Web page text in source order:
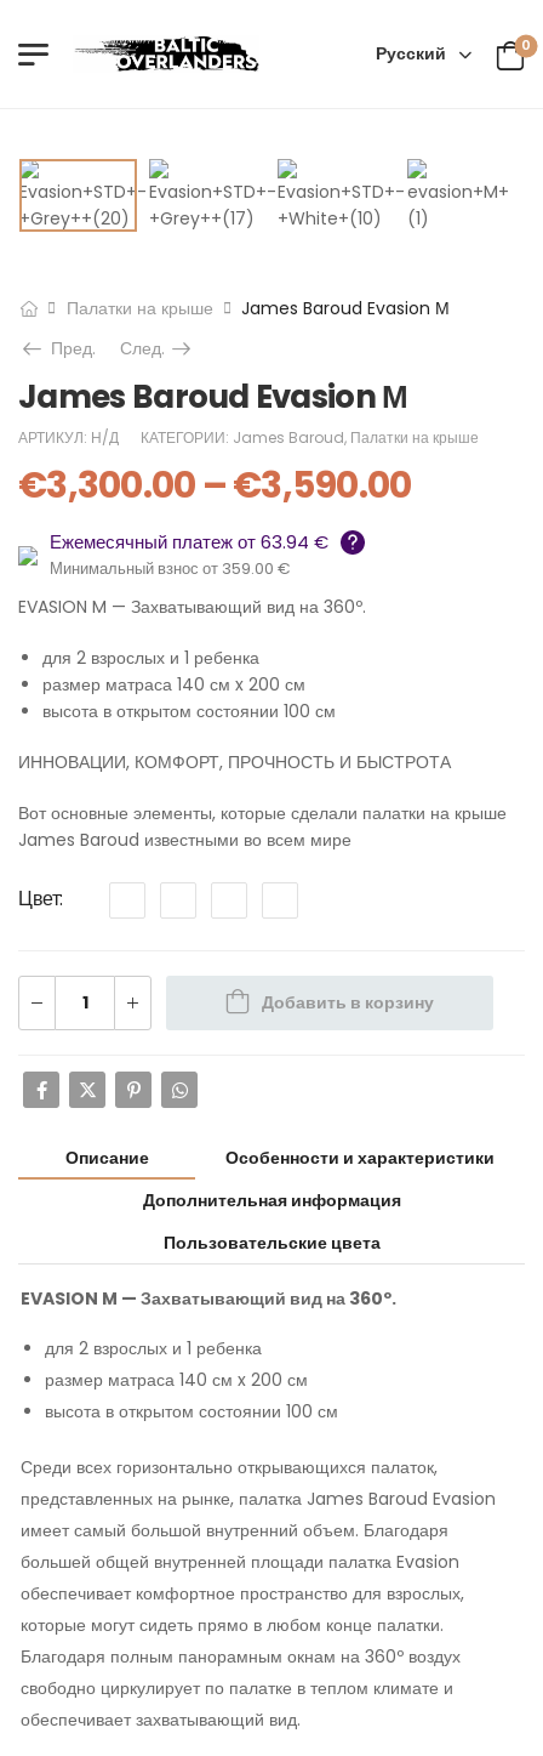
Русский 0
Палатки на крыше
James Baroud Evasion М
Пред.
След.
James Baroud Evasion М
АРТИКУЛ: Н/Д КАТЕГОРИИ: James Baroud, Палатки на крыше
€3,300.00–€3,590.00
Ежемесячный платеж от 63.94 €
Минимальный взнос от 359.00 €
EVASION M — Захватывающий вид на 360º.
для 2 взрослых и 1 ребенка
размер матраса 140 см x 200 см
высота в открытом состоянии 100 см
ИННОВАЦИИ, КОМФОРТ, ПРОЧНОСТЬ И БЫСТРОТА
Вот основные элементы, которые сделали палатки на крыше
James Baroud известными во всем мире
Цвет
Добавить в корзину
Описание
Особенности и характеристики
Дополнительная информация
Пользовательские цвета
EVASION M — Захватывающий вид на 360º.
для 2 взрослых и 1 ребенка
размер матраса 140 см x 200 см
высота в открытом состоянии 100 см
Среди всех горизонтально открывающихся палаток,
представленных на рынке, палатка James Baroud Evasion
имеет самый большой внутренний объем. Благодаря
большей общей внутренней площади палатка Evasion
обеспечивает комфортное пространство для взрослых,
которые могут сидеть прямо в любом конце палатки.
Благодаря полным панорамным окнам на 360º воздух
свободно циркулирует по палатке в теплом климате и
обеспечивает захватывающий вид.